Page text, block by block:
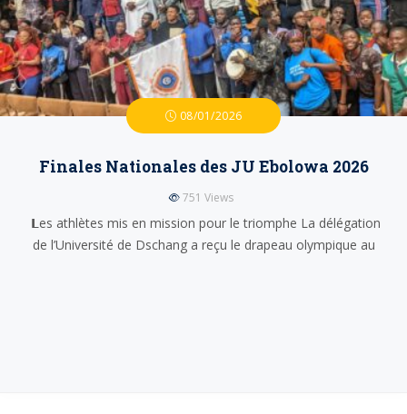
08/01/2026
Finales Nationales des JU Ebolowa 2026
751 Views
𝗟es athlètes mis en mission pour le triomphe La délégation
de l’Université de Dschang a reçu le drapeau olympique au